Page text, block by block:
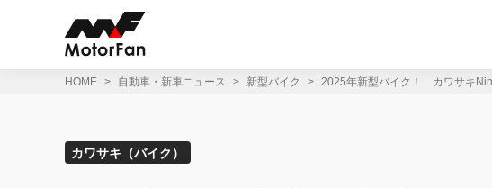
HOME 自動車・新車ニュース 新型バイク 2025年新型バイク！ カワサキ
カワサキ（バイク）